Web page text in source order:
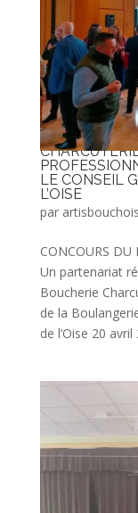
UN
CHAMBRE
LE CONSEIL
L’OISE
par
CONCOURS DU
Un partenariat
Boucherie
de la
de l’Oise 20